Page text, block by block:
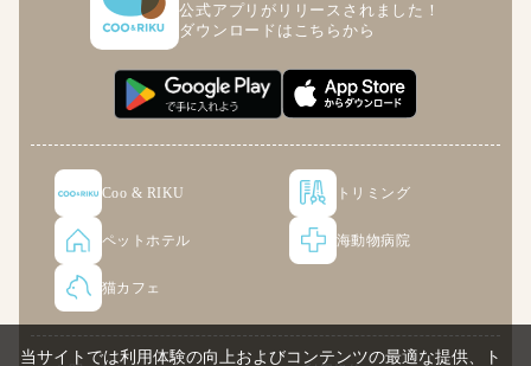
公式アプリがリリースされました！
ダウンロードはこちらから
Coo & RIKU トリミング
ペットホテル 海動物病院
猫カフェ
当サイトでは利用体験の向上およびコンテンツの最適な提供、ト